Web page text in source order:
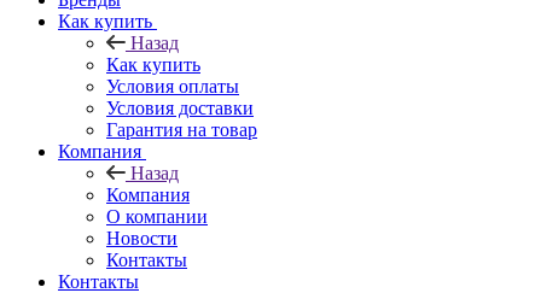
Как купить
Назад
Как купить
Условия оплаты
Условия доставки
Гарантия на товар
Компания
Назад
Компания
О компании
Новости
Контакты
Контакты